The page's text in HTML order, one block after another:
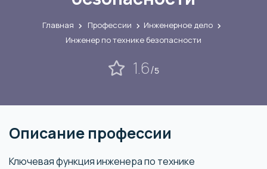
Главная Профессии
Инженерное дело
Инженер по технике безопасности
1.6/5
Описание профессии
Ключевая функция инженера по технике